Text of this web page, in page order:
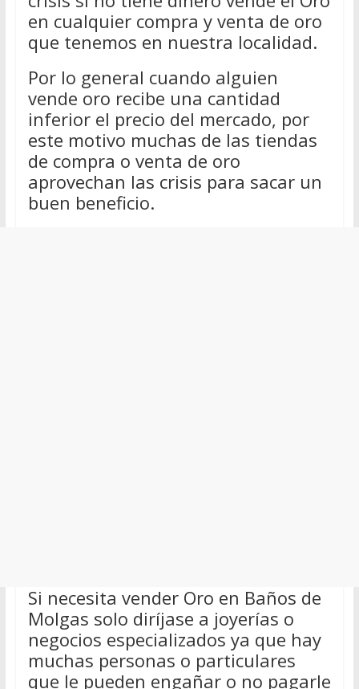
en cualquier compra y venta de oro
que tenemos en nuestra localidad.
Por lo general cuando alguien
vende oro recibe una cantidad
inferior el precio del mercado, por
este motivo muchas de las tiendas
de compra o venta de oro
aprovechan las crisis para sacar un
buen beneficio.
Si necesita vender Oro en Baños de
Molgas solo diríjase a joyerías o
negocios especializados ya que hay
muchas personas o particulares
que le pueden engañar o no pagarle